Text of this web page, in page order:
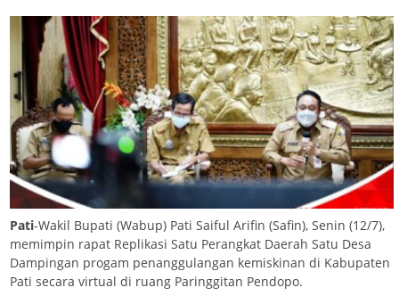
Pati-Wakil Bupati (Wabup) Pati Saiful Arifin (Safin), Senin (12/7),
memimpin rapat Replikasi Satu Perangkat Daerah Satu Desa
Dampingan progam penanggulangan kemiskinan di Kabupaten
Pati secara virtual di ruang Paringgitan Pendopo.